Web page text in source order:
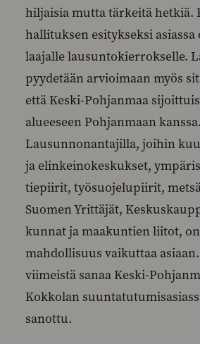
hiljaisia mutta tärkeitä hetkiä.
hallituksen esitykseksi
laajalle lausuntokierrokselle.
pyydetään arvioimaan myös
että Keski-Pohjanmaa
alueeseen Pohjanmaan kanssa.
Lausunnonantajilla, joihin
ja elinkeinokeskukset,
tiepiirit, työsuojelupiirit,
Suomen Yrittäjät,
kunnat ja maakuntien liitot,
mahdollisuus vaikuttaa
viimeistä sanaa Keski-
Kokkolan
sanottu.